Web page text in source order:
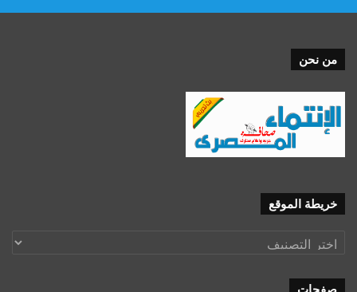
من نحن
خريطة الموقع
خريطة
صفحات